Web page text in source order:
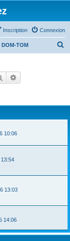
Connexion
Inscription
DOM-TOM
Rechercher
10:06
13:54
13:03
14:06